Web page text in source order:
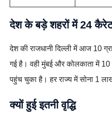
देश के बड़े शहरों में 24
देश की राजधानी दिल्ली में आज 10
गई है। वही मुंबई और कोलकाता में
पहुंच चुका है। हर राज्य में सोना 1
क्यों हुई इतनी वृद्धि